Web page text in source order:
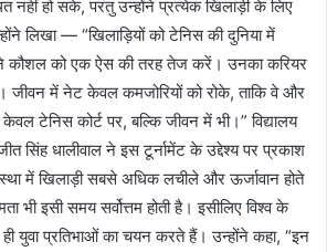
नहीं हो सके, परंतु उन्होंने प्रत्येक खिलाड़ी के लिए
लिखा — “खिलाड़ियों को टेनिस की दुनिया में
कौशल को एक ऐस की तरह तेज करें। उनका करियर
जीवन में नेट केवल कमजोरियों को रोके, ताकि वे और
टेनिस कोर्ट पर, बल्कि जीवन में भी।” विद्यालय
सिंह धालीवाल ने इस टूर्नामेंट के उद्देश्य पर प्रकाश
में खिलाड़ी सबसे अधिक लचीले और ऊर्जावान होते
भी इसी समय सर्वोत्तम होती है। इसीलिए विश्व के
ही युवा प्रतिभाओं का चयन करते हैं। उन्होंने कहा, “इन